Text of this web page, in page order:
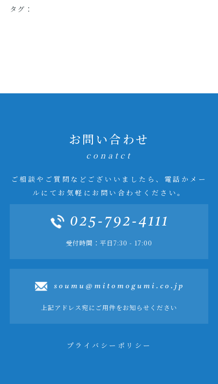
タグ：
お問い合わせ
conatct
ご相談やご質問などございいましたら、電話かメー
ルにてお気軽にお問い合わせください。
025-792-4111
受付時間：平日7:30 - 17:00
soumu@mitomogumi.co.jp
上記アドレス宛にご用件をお知らせください
プライバシーポリシー